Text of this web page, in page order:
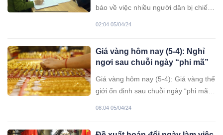
báo về việc nhiều người dân bị chiếm
02:04 05/04/24
Giá vàng hôm nay (5-4): Nghỉ
ngơi sau chuỗi ngày “phi mã”
Giá vàng hôm nay (5-4): Giá vàng thế
giới ổn định sau chuỗi ngày “phi mã”.
08:04 05/04/24